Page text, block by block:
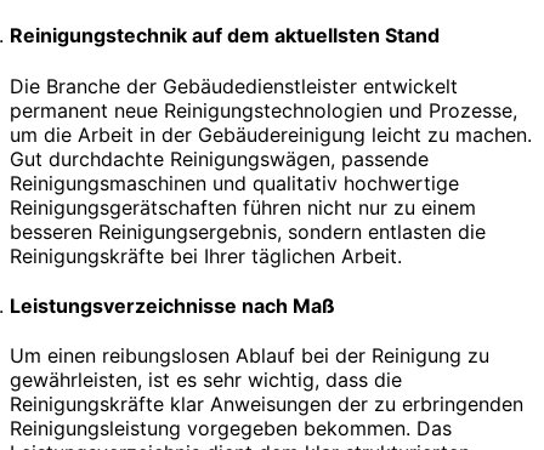
Reinigungstechnik auf dem aktuellsten Stand
Die Branche der Gebäudedienstleister entwickelt
permanent neue Reinigungstechnologien und Prozesse,
um die Arbeit in der Gebäudereinigung leicht zu machen.
Gut durchdachte Reinigungswägen, passende
Reinigungsmaschinen und qualitativ hochwertige
Reinigungsgerätschaften führen nicht nur zu einem
besseren Reinigungsergebnis, sondern entlasten die
Reinigungskräfte bei Ihrer täglichen Arbeit.
Leistungsverzeichnisse nach Maß
Um einen reibungslosen Ablauf bei der Reinigung zu
gewährleisten, ist es sehr wichtig, dass die
Reinigungskräfte klar Anweisungen der zu erbringenden
Reinigungsleistung vorgegeben bekommen. Das